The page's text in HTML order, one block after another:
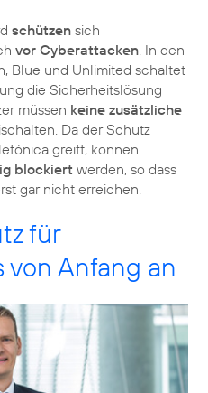
schützen sich
vor Cyberattacken . In den
Blue und Unlimited schaltet
die Sicherheitslösung
müssen keine zusätzliche
Da der Schutz
greift, können
blockiert werden, so dass
gar nicht erreichen.
für
von Anfang an